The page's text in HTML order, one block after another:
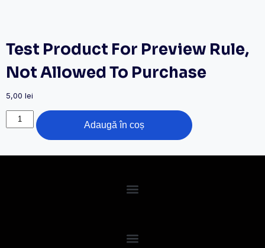
Test Product For Preview Rule,
Not Allowed To Purchase
5,00 lei
Adaugă în coș